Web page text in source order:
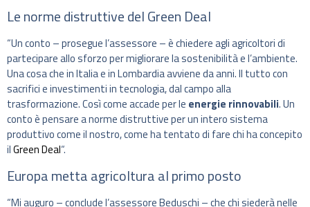
Le norme distruttive del Green Deal
“Un conto – prosegue l’assessore – è chiedere agli agricoltori di
partecipare allo sforzo per migliorare la sostenibilità e l’ambiente.
Una cosa che in Italia e in Lombardia avviene da anni. Il tutto con
sacrifici e investimenti in tecnologia, dal campo alla
trasformazione. Così come accade per le energie rinnovabili. Un
conto è pensare a norme distruttive per un intero sistema
produttivo come il nostro, come ha tentato di fare chi ha concepito
ilGreen Deal“.
Europa metta agricoltura al primo posto
“Mi auguro – conclude l’assessore Beduschi – che chi siederà nelle